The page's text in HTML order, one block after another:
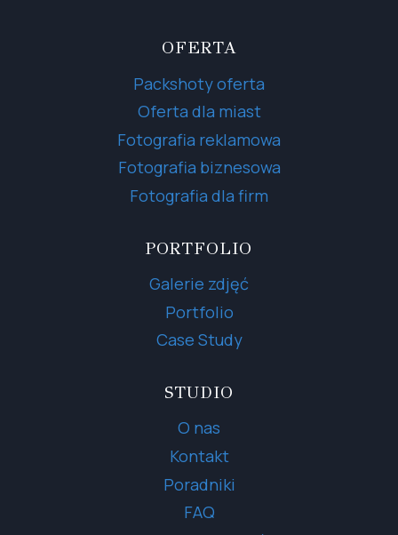
OFERTA
Packshoty oferta
Oferta dla miast
Fotografia reklamowa
Fotografia biznesowa
Fotografia dla firm
PORTFOLIO
Galerie zdjęć
Portfolio
Case Study
STUDIO
O nas
Kontakt
Poradniki
FAQ